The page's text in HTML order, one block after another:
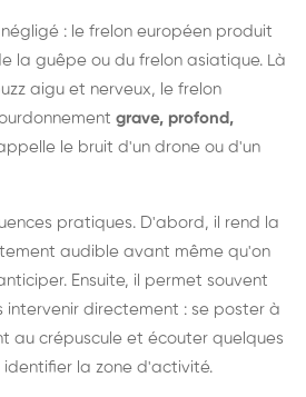
: le frelon européen produit
la guêpe ou du frelon asiatique. Là
aigu et nerveux, le frelon
grave, profond,
le bruit d'un drone ou d'un
pratiques. D'abord, il rend la
audible avant même qu'on
Ensuite, il permet souvent
intervenir directement : se poster à
au crépuscule et écouter quelques
la zone d'activité.